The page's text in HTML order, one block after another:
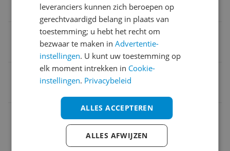
Gebruiksgemak
Standby functie
Algemeen
Capaciteit
leveranciers kunnen zich beroepen op
gerechtvaardigd belang in plaats van
toestemming; u hebt het recht om
bezwaar te maken inAdvertentie-
instellingen. U kunt uw toestemming op
elk moment intrekken in Cookie-
instellingen. Privacybeleid
ALLES ACCEPTEREN
ALLES AFWIJZEN